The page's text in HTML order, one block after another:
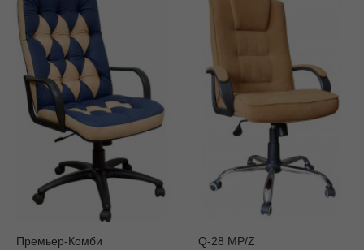
Премьер-Комби Q-28 MP/Z